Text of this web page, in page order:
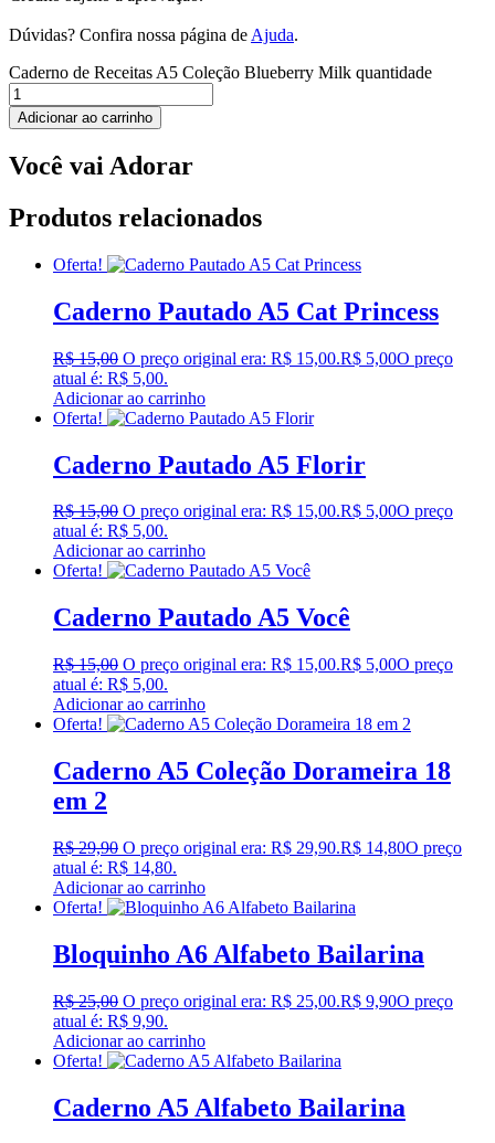
Dúvidas? Confira nossa página de Ajuda.
Caderno de Receitas A5 Coleção Blueberry Milk quantidade
Adicionar ao carrinho
Você vai Adorar
Produtos relacionados
Oferta!
Caderno Pautado A5 Cat Princess
R$15,00 O preço original era: R$ 15,00.R$ 5,00O preço
atual é: R$ 5,00.
Adicionar ao carrinho
Oferta!
Caderno Pautado A5 Florir
R$15,00 O preço original era: R$ 15,00.R$ 5,00O preço
atual é: R$ 5,00.
Adicionar ao carrinho
Oferta!
Caderno Pautado A5 Você
R$15,00 O preço original era: R$ 15,00.R$ 5,00O preço
atual é: R$ 5,00.
Adicionar ao carrinho
Oferta!
Caderno A5 Coleção Dorameira 18
em 2
R$29,90 O preço original era: R$ 29,90.R$ 14,80O preço
atual é: R$ 14,80.
Adicionar ao carrinho
Oferta!
Bloquinho A6 Alfabeto Bailarina
R$25,00 O preço original era: R$ 25,00.R$ 9,90O preço
atual é: R$ 9,90.
Adicionar ao carrinho
Oferta!
Caderno A5 Alfabeto Bailarina